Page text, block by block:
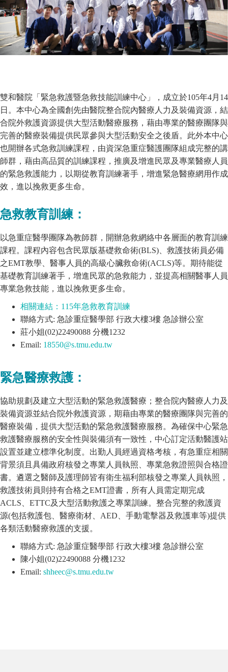
雙和醫院「緊急救護暨急救技能訓練中心」，成立於105年4月14
日。本中心為全國創先由醫院整合院內醫療人力及裝備資源，結
合院外救護資源提供大型活動醫療服務，藉由專業的醫療團隊與
完善的醫療裝備提供民眾參與大型活動安全之後盾。此外本中心
也開辦各式急救訓練課程，由資深急重症醫護團隊組成完整的講
師群，藉由高品質的訓練課程，推廣及增進民眾及專業醫療人員
的緊急救護能力，以期從教育訓練著手，增進緊急醫療網用作成
效，進以挽救更多生命。
急救教育訓練：
以急重症醫學團隊為教師群，開辦急救網絡中各層面的教育訓練
課程。課程內容包含民眾版基礎救命術(BLS)、救護技術員必備
之EMT教學、醫事人員的高級心臟救命術(ACLS)等。期待能從
基礎教育訓練著手，增進民眾的急救能力，並提高相關醫事人員
專業急救技能，進以挽救更多生命。
相關連結：115年急救教育訓練
聯絡方式: 急診重症醫學部 行政大樓3樓 急診辦公室
莊小姐(02)22490088 分機1232
Email: 18550@s.tmu.edu.tw
緊急醫療救護：
協助規劃及建立大型活動的緊急救護醫療；整合院內醫療人力及
裝備資源並結合院外救護資源，期藉由專業的醫療團隊與完善的
醫療裝備，提供大型活動的緊急救護醫療服務。為確保中心緊急
救護醫療服務的安全性與裝備須有一致性，中心訂定活動醫護站
設置並建立標準化制度。出勤人員經過資格考核，有急重症相關
背景須且具備政府核發之專業人員執照、專業急救證照與合格證
書。遴選之醫師及護理師皆有衛生福利部核發之專業人員執照，
救護技術員則持有合格之EMT證書，所有人員需定期完成
ACLS、ETTC及大型活動救護之專業訓練。整合完整的救護資
源(包括救護包、醫療衛材、AED、手動電擊器及救護車等)提供
各類活動醫療救護的支援。
聯絡方式: 急診重症醫學部 行政大樓3樓 急診辦公室
陳小姐(02)22490088 分機1232
Email: shheec@s.tmu.edu.tw